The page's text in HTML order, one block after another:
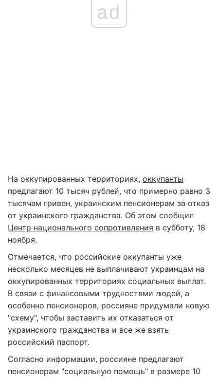
ad
На оккупированных территориях, оккупанты
предлагают 10 тысяч рублей, что примерно равно 3
тысячам гривен, украинским пенсионерам за отказ
от украинского гражданства. Об этом сообщил
Центр национального сопротивления в субботу, 18
ноября.
Отмечается, что российские оккупанты уже
несколько месяцев не выплачивают украинцам на
оккупированных территориях социальных выплат.
В связи с финансовыми трудностями людей, а
особенно пенсионеров, россияне придумали новую
"схему", чтобы заставить их отказаться от
украинского гражданства и все же взять
российский паспорт.
Согласно информации, россияне предлагают
пенсионерам "социальную помощь" в размере 10